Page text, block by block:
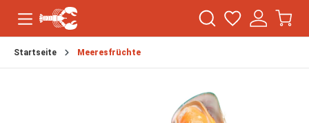
Startseite Meeresfrüchte